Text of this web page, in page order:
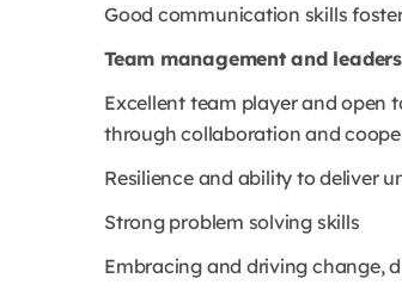
Good communication skills
Team management and
Excellent team player and open
through collaboration and
Resilience and ability to deliver
Strong problem solving skills
Embracing and driving change,